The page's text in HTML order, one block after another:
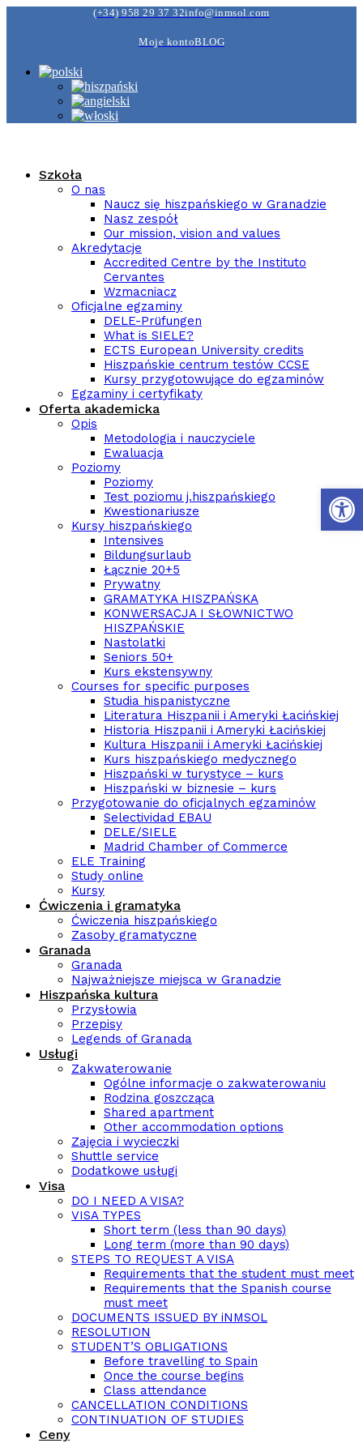
(+34) 958 29 37 32info@inmsol.com
Moje kontoBLOG
Szkoła
O nas
Naucz się hiszpańskiego w Granadzie
Nasz zespół
Our mission, vision and values
Akredytacje
Accredited Centre by the Instituto
Cervantes
Wzmacniacz
Oficjalne egzaminy
DELE-Prüfungen
What is SIELE?
ECTS European University credits
Hiszpańskie centrum testów CCSE
Kursy przygotowujące do egzaminów
Egzaminy i certyfikaty
Oferta akademicka
Opis
Metodologia i nauczyciele
Ewaluacja
Poziomy
Poziomy
Test poziomu j.hiszpańskiego
Kwestionariusze
Kursy hiszpańskiego
Intensives
Bildungsurlaub
Łącznie 20+5
Prywatny
GRAMATYKA HISZPAŃSKA
KONWERSACJA I SŁOWNICTWO
HISZPAŃSKIE
Nastolatki
Seniors 50+
Kurs ekstensywny
Courses for specific purposes
Studia hispanistyczne
Literatura Hiszpanii i Ameryki Łacińskiej
Historia Hiszpanii i Ameryki Łacińskiej
Kultura Hiszpanii i Ameryki Łacińskiej
Kurs hiszpańskiego medycznego
Hiszpański w turystyce – kurs
Hiszpański w biznesie – kurs
Przygotowanie do oficjalnych egzaminów
Selectividad EBAU
DELE/SIELE
Madrid Chamber of Commerce
ELE Training
Study online
Kursy
Ćwiczenia i gramatyka
Ćwiczenia hiszpańskiego
Zasoby gramatyczne
Granada
Granada
Najważniejsze miejsca w Granadzie
Hiszpańska kultura
Przysłowia
Przepisy
Legends of Granada
Usługi
Zakwaterowanie
Ogólne informacje o zakwaterowaniu
Rodzina goszcząca
Shared apartment
Other accommodation options
Zajęcia i wycieczki
Shuttle service
Dodatkowe usługi
Visa
DO I NEED A VISA?
VISA TYPES
Short term (less than 90 days)
Long term (more than 90 days)
STEPS TO REQUEST A VISA
Requirements that the student must meet
Requirements that the Spanish course
must meet
DOCUMENTS ISSUED BY iNMSOL
RESOLUTION
STUDENT’S OBLIGATIONS
Before travelling to Spain
Once the course begins
Class attendance
CANCELLATION CONDITIONS
CONTINUATION OF STUDIES
Ceny
Otwórz